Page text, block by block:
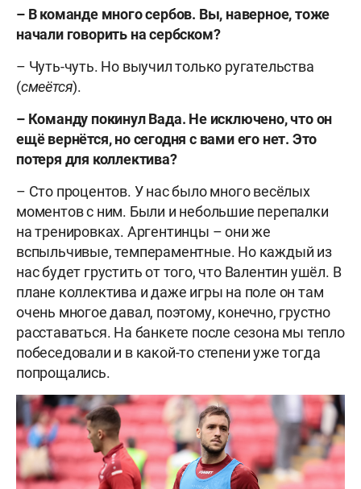
– В команде много сербов. Вы, наверное, тоже
начали говорить на сербском?
– Чуть-чуть. Но выучил только ругательства
(смеётся).
– Команду покинул Вада. Не исключено, что он
ещё вернётся, но сегодня с вами его нет. Это
потеря для коллектива?
– Сто процентов. У нас было много весёлых
моментов с ним. Были и небольшие перепалки
на тренировках. Аргентинцы – они же
вспыльчивые, темпераментные. Но каждый из
нас будет грустить от того, что Валентин ушёл. В
плане коллектива и даже игры на поле он там
очень многое давал, поэтому, конечно, грустно
расставаться. На банкете после сезона мы тепло
побеседовали и в какой-то степени уже тогда
попрощались.